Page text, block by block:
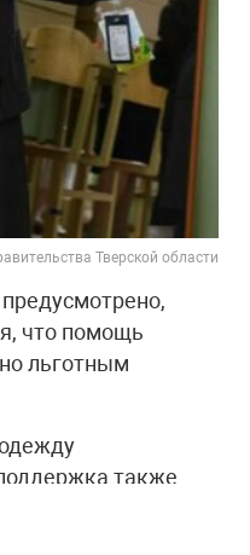
Тверской области
что помощь
льготным
также